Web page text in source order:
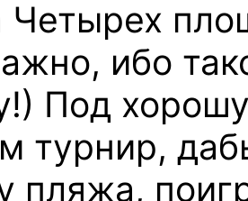
Четырех
ибо
Под
турнир,
пляжа,